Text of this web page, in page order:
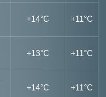
+14°C +11°C
+13°C +11°C
+14°C +11°C